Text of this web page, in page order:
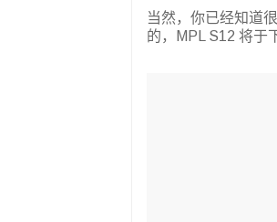
当然，你已经知道
的，MPL S12 将于